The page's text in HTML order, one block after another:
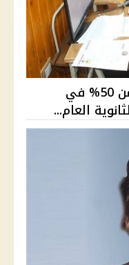
قائمة كليات ومعاهد تقبل من 50% في